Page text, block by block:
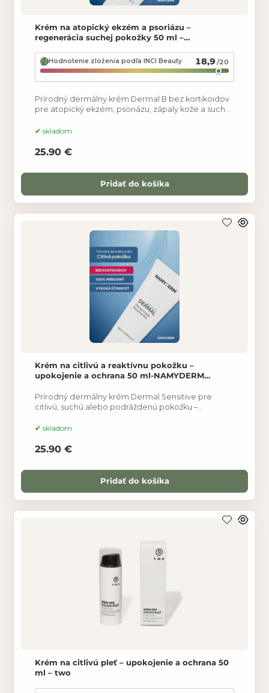
Krém na atopický ekzém a psoriázu –
regenerácia suchej pokožky 50 ml –
Hodnotenie zloženia podľa INCI Beauty 18,9/20
Prírodný dermálny krém Dermal B bez kortikoidov
pre atopický ekzém, psoriázu, zápaly kože a suchú
skladom
25.90 €
Pridať do košíka
Krém na citlivú a reaktívnu pokožku –
upokojenie a ochrana 50 ml-NAMYDERM
Prírodný dermálny krém Dermal Sensitive pre
citlivú, suchú alebo podráždenú pokožku –
podporuje regeneráciu bez
skladom
25.90 €
Pridať do košíka
Krém na citlivú pleť – upokojenie a ochrana 50
ml – two